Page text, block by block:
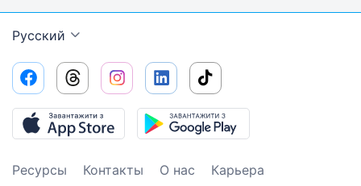
Русский
Ресурсы Контакты О нас
Карьера